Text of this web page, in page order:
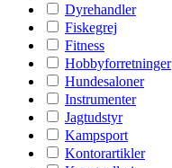
Dyrehandler
Fiskegrej
Fitness
Hobbyforretninger
Hundesaloner
Instrumenter
Jagtudstyr
Kampsport
Kontorartikler